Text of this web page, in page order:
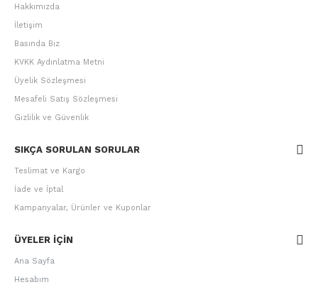
Hakkımızda
İletişim
Basında Biz
KVKK Aydınlatma Metni
Üyelik Sözleşmesi
Mesafeli Satış Sözleşmesi
Gizlilik ve Güvenlik
SIKÇA SORULAN SORULAR
Teslimat ve Kargo
İade ve İptal
Kampanyalar, Ürünler ve Kuponlar
ÜYELER IÇIN
Ana Sayfa
Hesabım